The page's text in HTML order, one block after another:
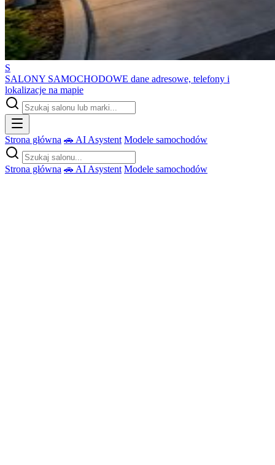
S
SALONY SAMOCHODOWE dane adresowe, telefony i
lokalizacje na mapie
Strona główna 🚗 AI Asystent Modele samochodów
Strona główna 🚗 AI Asystent Modele samochodów